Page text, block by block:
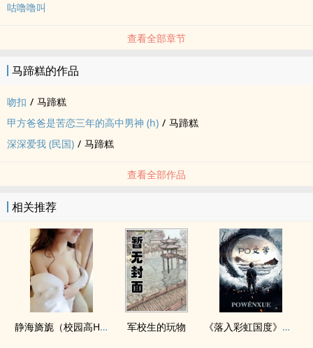
咕噜噜叫
查看全部章节
马蹄糕的作品
吻扣 / 马蹄糕
甲方爸爸是苦恋三年的高中男神 (h) / 马蹄糕
深深爱我 (民国) / 马蹄糕
查看全部作品
相关推荐
静海旖旎（校园高H） 军校生的玩物 《落入彩虹国度》穿越+西幻+言情